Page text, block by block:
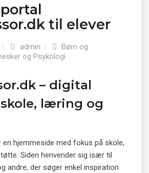
til elever
| admin |
Børn og
og Psykologi
– digital
læring og
en hjemmeside med fokus på skole,
Siden henvender sig især til
andre, der søger enkel inspiration